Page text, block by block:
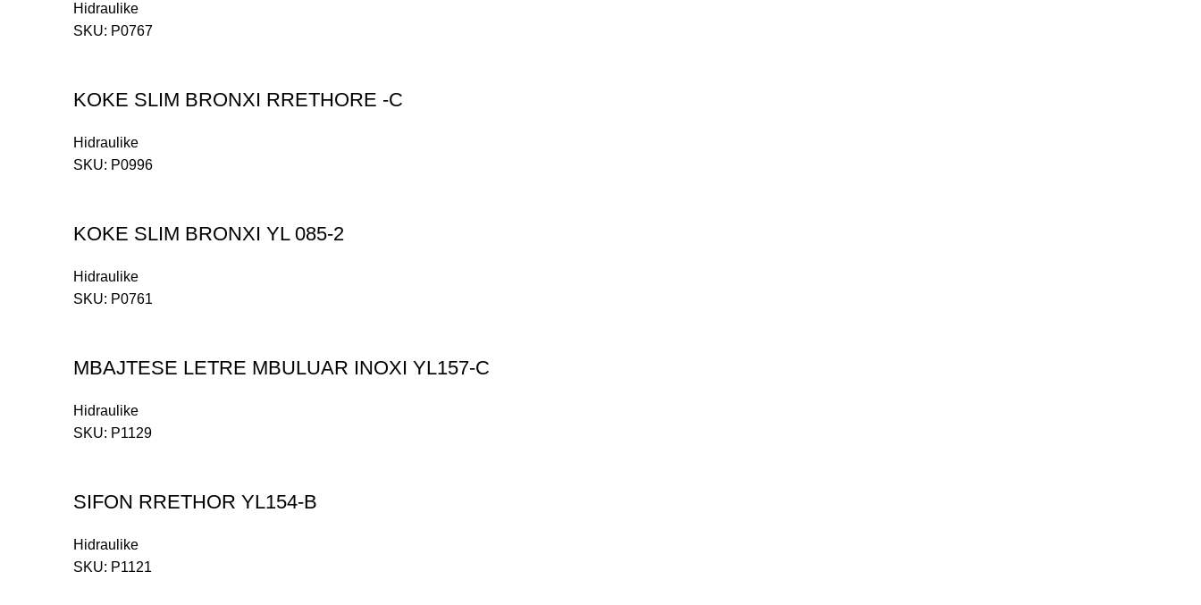
Hidraulike
SKU: P0767
KOKE SLIM BRONXI RRETHORE -C
Hidraulike
SKU: P0996
KOKE SLIM BRONXI YL 085-2
Hidraulike
SKU: P0761
MBAJTESE LETRE MBULUAR INOXI YL157-C
Hidraulike
SKU: P1129
SIFON RRETHOR YL154-B
Hidraulike
SKU: P1121